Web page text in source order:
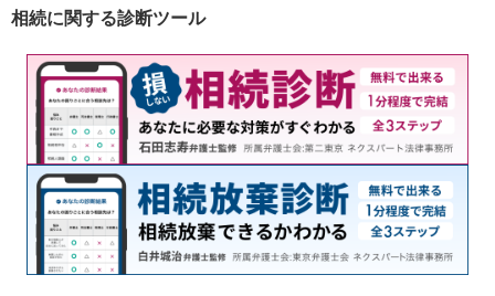
い！
相続に関する診断ツール